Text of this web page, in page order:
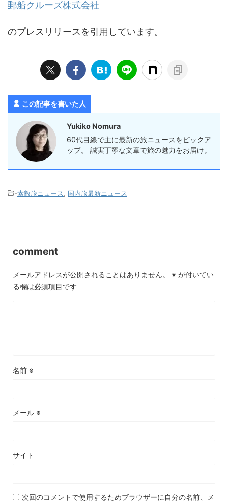
郵船クルーズ株式会社
のプレスリリースを引用しています。
この記事を書いた人
Yukiko Nomura
60代目線で主に最新の旅ニュースをピックア
ップ。 誠実丁寧な文章で旅の魅力をお届け。
-素敵旅ニュース 国内旅最新ニュース
comment
メールアドレスが公開されることはありません。 ※ が付いてい
る欄は必須項目です
名前 ※
メール ※
サイト
次回のコメントで使用するためブラウザーに自分の名前、メ